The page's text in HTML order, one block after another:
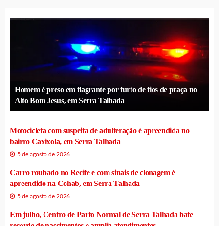
Homem é preso em flagrante por furto de fios de praça no
Alto Bom Jesus, em Serra Talhada
Motocicleta com suspeita de adulteração é apreendida no
bairro Caxixola, em Serra Talhada
5 de agosto de 2026
Carro roubado no Recife e com sinais de clonagem é
apreendido na Cohab, em Serra Talhada
5 de agosto de 2026
Em julho, Centro de Parto Normal de Serra Talhada bate